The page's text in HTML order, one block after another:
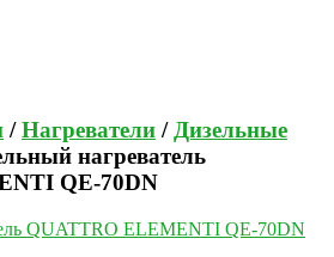
/Нагреватели /Дизельные
нагреватель
QE-70DN